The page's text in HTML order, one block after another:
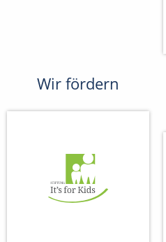
Wir fördern